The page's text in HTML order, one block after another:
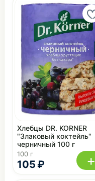
105 ₽
Хлебцы DR. KORNER
"Злаковый коктейль"
черничный 100 г
100 г +